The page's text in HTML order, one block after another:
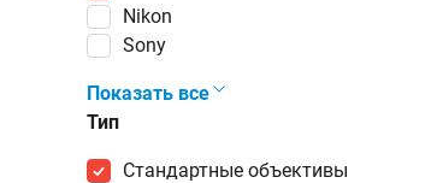
Nikon
Sony
Показать все
Тип
стандартные объективы